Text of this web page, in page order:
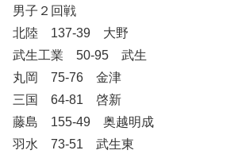
男子２回戦
北陸 137-39 大野
武生工業 50-95 武生
丸岡 75-76 金津
三国 64-81 啓新
藤島 155-49 奥越明成
羽水 73-51 武生東